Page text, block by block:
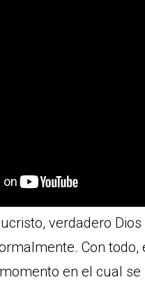
verdadero
Con
en el cual